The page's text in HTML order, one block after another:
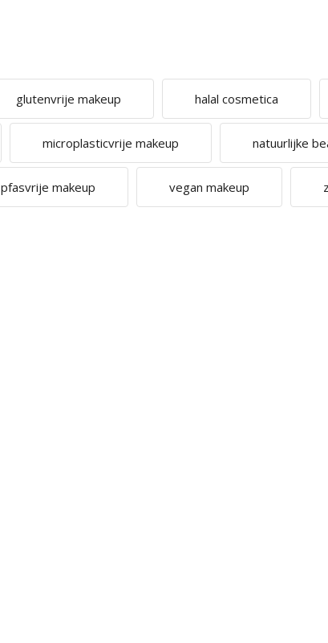
glutenvrije makeup halal cosmetica
microplasticvrije makeup natuurlijke
pfasvrije makeup vegan makeup